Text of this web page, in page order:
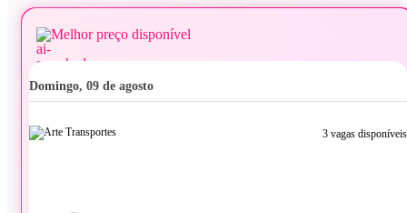
Melhor preço disponível
domingo, 09 de agosto
3 vagas disponíveis